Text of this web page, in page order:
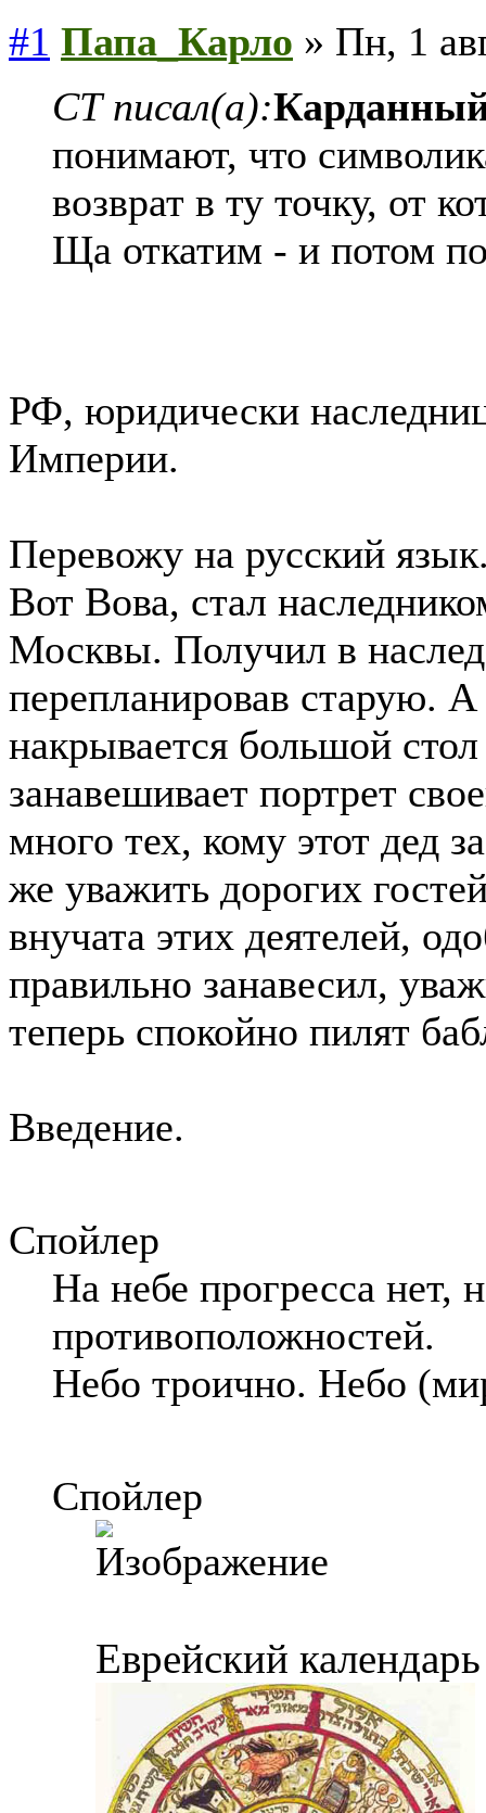
#1 Папа_Карло » Пн, 1
СТ писал(а):
понимают, что
возврат в ту точку, от
Ща откатим - и потом
РФ, юридически
Империи.
Перевожу на русский
Вот Вова, стал
Москвы. Получил в
перепланировав старую.
накрывается большой
занавешивает портрет
много тех, кому этот дед
же уважить дорогих
внучата этих деятелей,
правильно занавесил,
теперь спокойно пилят
Введение.
Спойлер
На небе прогресса нет,
противоположностей.
Небо троично. Небо
Спойлер
Еврейский календарь